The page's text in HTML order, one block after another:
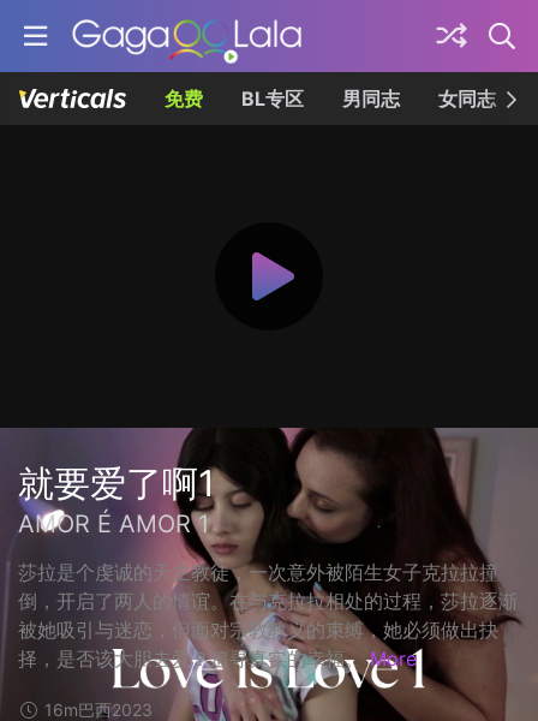
免费 BL专区 男同志 女同志
就要爱了啊1
AMOR É AMOR 1
莎拉是个虔诚的天主教徒，一次意外被陌生女子克拉拉撞
倒，开启了两人的情谊。在与克拉拉相处的过程，莎拉逐渐
被她吸引与迷恋，但面对宗教教义的束缚，她必须做出抉
择，是否该大胆去爱？追寻真实的幸福。 More
16m巴西2023